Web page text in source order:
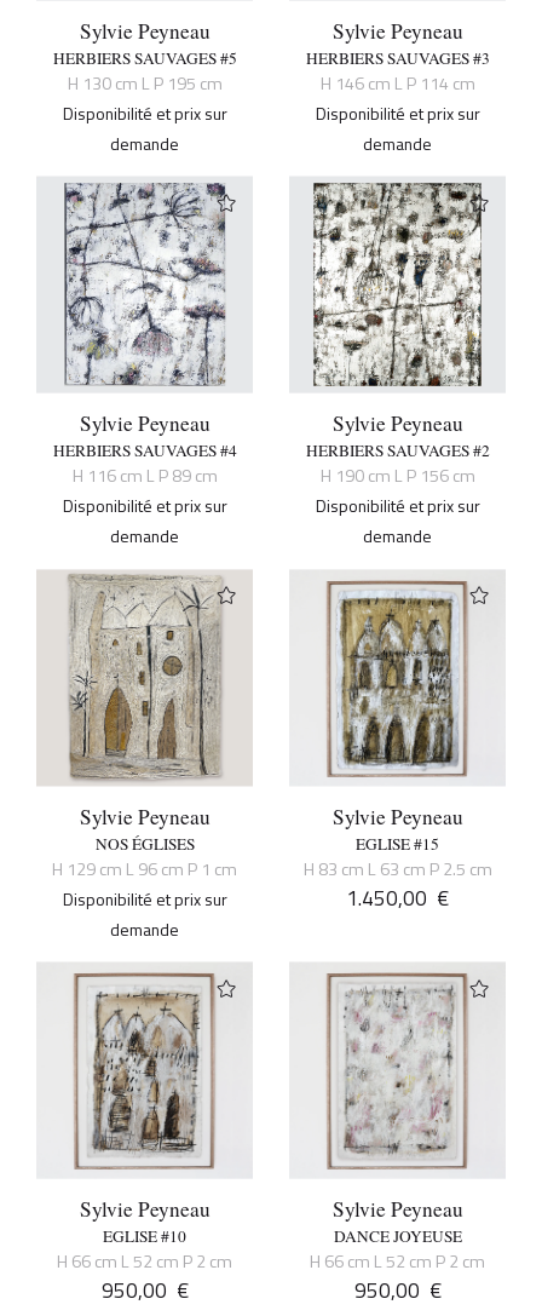
Sylvie Peyneau
HERBIERS SAUVAGES #5
H 130 cm L P 195 cm
Disponibilité et prix sur
demande
Sylvie Peyneau
HERBIERS SAUVAGES #3
H 146 cm L P 114 cm
Disponibilité et prix sur
demande
Sylvie Peyneau
HERBIERS SAUVAGES #4
H 116 cm L P 89 cm
Disponibilité et prix sur
demande
Sylvie Peyneau
HERBIERS SAUVAGES #2
H 190 cm L P 156 cm
Disponibilité et prix sur
demande
Sylvie Peyneau
NOS ÉGLISES
H 129 cm L 96 cm P 1 cm
Disponibilité et prix sur
demande
Sylvie Peyneau
EGLISE #15
H 83 cm L 63 cm P 2.5 cm
1.450,00 €
Sylvie Peyneau
EGLISE #10
H 66 cm L 52 cm P 2 cm
950,00 €
Sylvie Peyneau
DANCE JOYEUSE
H 66 cm L 52 cm P 2 cm
950,00 €